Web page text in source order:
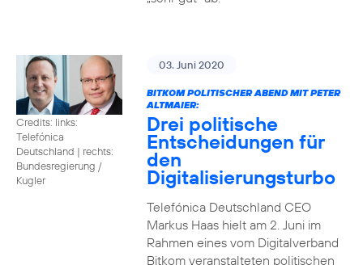
Credits: links:
Telefónica
Deutschland | rechts:
Bundesregierung /
Kugler
03. Juni 2020
BITKOM POLITISCHER ABEND MIT PETER
ALTMAIER:
Drei politische
Entscheidungen für
den
Digitalisierungsturbo
Telefónica Deutschland CEO
Markus Haas hielt am 2. Juni im
Rahmen eines vom Digitalverband
Bitkom veranstalteten politischen